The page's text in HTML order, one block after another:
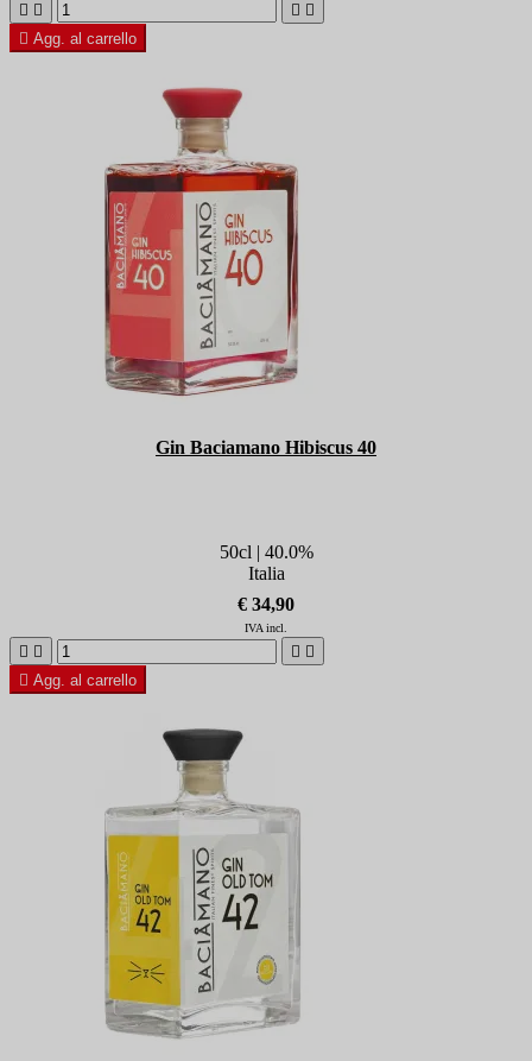
   
 Agg. al carrello
Gin Baciamano Hibiscus 40
50cl | 40.0%
Italia
€ 34,90
IVA incl.
   
 Agg. al carrello